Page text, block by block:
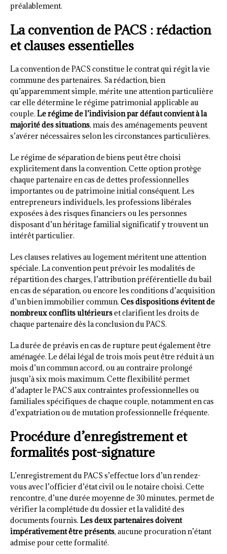
préalablement.
La convention de PACS : rédaction
et clauses essentielles
La convention de PACS constitue le contrat qui régit la vie
commune des partenaires. Sa rédaction, bien
qu’apparemment simple, mérite une attention particulière
car elle détermine le régime patrimonial applicable au
couple. Le régime de l’indivision par défaut convient à la
majorité des situations, mais des aménagements peuvent
s’avérer nécessaires selon les circonstances particulières.
Le régime de séparation de biens peut être choisi
explicitement dans la convention. Cette option protège
chaque partenaire en cas de dettes professionnelles
importantes ou de patrimoine initial conséquent. Les
entrepreneurs individuels, les professions libérales
exposées à des risques financiers ou les personnes
disposant d’un héritage familial significatif y trouvent un
intérêt particulier.
Les clauses relatives au logement méritent une attention
spéciale. La convention peut prévoir les modalités de
répartition des charges, l’attribution préférentielle du bail
en cas de séparation, ou encore les conditions d’acquisition
d’un bien immobilier commun. Ces dispositions évitent de
nombreux conflits ultérieurset clarifient les droits de
chaque partenaire dès la conclusion du PACS.
La durée de préavis en cas de rupture peut également être
aménagée. Le délai légal de trois mois peut être réduit à un
mois d’un commun accord, ou au contraire prolongé
jusqu’à six mois maximum. Cette flexibilité permet
d’adapter le PACS aux contraintes professionnelles ou
familiales spécifiques de chaque couple, notamment en cas
d’expatriation ou de mutation professionnelle fréquente.
Procédure d’enregistrement et
formalités post-signature
L’enregistrement du PACS s’effectue lors d’un rendez-
vous avec l’officier d’état civil ou le notaire choisi. Cette
rencontre, d’une durée moyenne de 30 minutes, permet de
vérifier la complétude du dossier et la validité des
documents fournis. Les deux partenaires doivent
impérativement être présents, aucune procuration n’étant
admise pour cette formalité.